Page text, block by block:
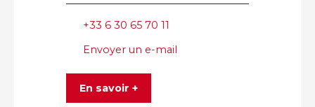
+33 6 30 65 70 11
Envoyer un e-mail
En savoir +